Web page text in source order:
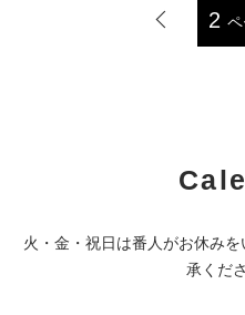
2 ペ
火・金・祝日は番人がお休み
承くだ